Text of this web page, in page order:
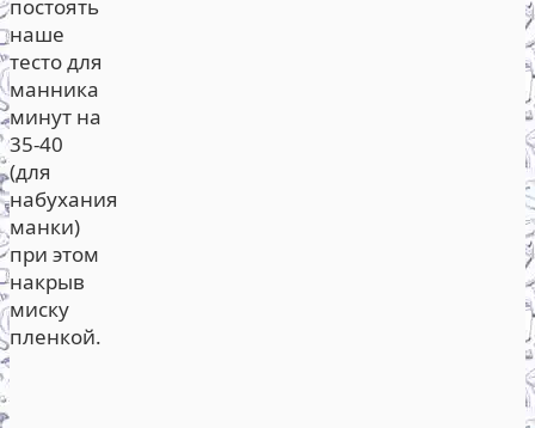
постоять
наше
тесто для
манника
минут на
35-40
(для
набухания
манки)
при этом
накрыв
миску
пленкой.